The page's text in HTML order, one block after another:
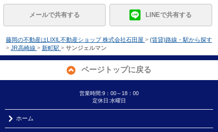
メールで共有する LINEで共有する
藤岡の不動産はLIXIL不動産ショップ 株式会社石田屋 > (賃貸)路線・駅から探す
> JR高崎線 > 新町駅 > サンジェルマン
ページトップに戻る
営業時間:9：00～18：00
定休日:水曜日
ホーム